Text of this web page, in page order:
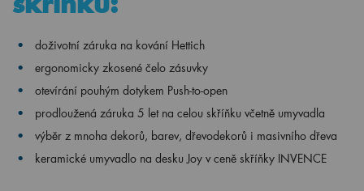
doživotní záruka na kování Hettich
ergonomicky zkosené čelo zásuvky
otevírání pouhým dotykem Push-to-open
prodloužená záruka 5 let na celou skříňku včetně umyvadla
výběr z mnoha dekorů, barev, dřevodekorů i masivního dřeva
keramické umyvadlo na desku Joy v ceně skříňky INVENCE